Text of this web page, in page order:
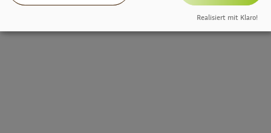
Realisiert mit Klaro!